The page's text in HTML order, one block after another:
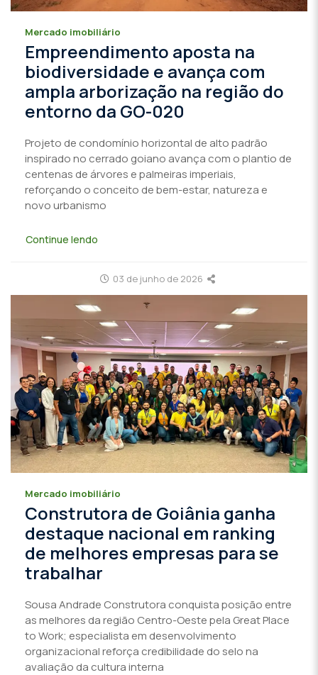
Mercado imobiliário
Empreendimento aposta na
biodiversidade e avança com
ampla arborização na região do
entorno da GO-020
Projeto de condomínio horizontal de alto padrão
inspirado no cerrado goiano avança com o plantio de
centenas de árvores e palmeiras imperiais,
reforçando o conceito de bem-estar, natureza e
novo urbanismo
Continue lendo
03 de junho de 2026
Mercado imobiliário
Construtora de Goiânia ganha
destaque nacional em ranking
de melhores empresas para se
trabalhar
Sousa Andrade Construtora conquista posição entre
as melhores da região Centro-Oeste pela Great Place
to Work; especialista em desenvolvimento
organizacional reforça credibilidade do selo na
avaliação da cultura interna